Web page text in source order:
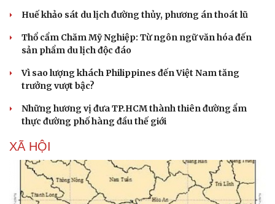
Văn hóa
Văn học
Âm nhạc
Di sản
Thời trang
Huế khảo sát du lịch đường thủy, phương án thoát lũ
Thổ cẩm Chăm Mỹ Nghiệp: Từ ngôn ngữ văn hóa đến
sản phẩm du lịch độc đáo
Vì sao lượng khách Philippines đến Việt Nam tăng
trưởng vượt bậc?
Những hương vị đưa TP.HCM thành thiên đường ẩm
thực đường phố hàng đầu thế giới
XÃ HỘI